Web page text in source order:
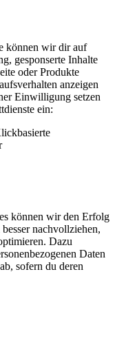
können wir dir auf
gesponserte Inhalte
oder Produkte
anzeigen
Einwilligung setzen
ein:
können wir den Erfolg
nachvollziehen,
Dazu
Daten
sofern du deren